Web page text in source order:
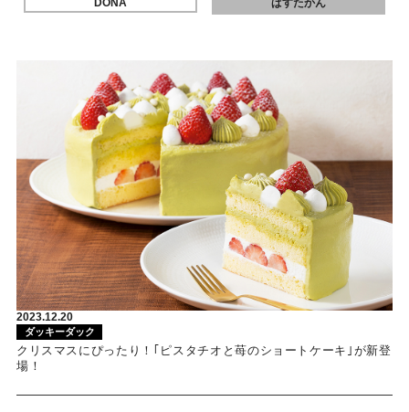
2023.12.20
ダッキーダック
クリスマスにぴったり！｢ピスタチオと苺のショートケーキ｣が新登
場！